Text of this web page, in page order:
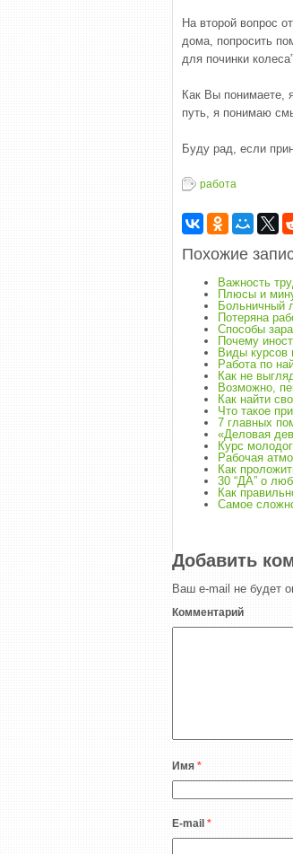
На второй вопрос
дома, попросить
для починки
Как Вы понимаете,
путь, я понимаю
Буду рад, если
работа
Похожие
Важность
Плюсы и
Больничный
Потеряна
Способы
Почему
Виды курсов
Работа по
Как не
Возможно,
Как найти
Что такое
7 главных
«Деловая
Курс
Рабочая
Как
30 “ДА” о
Как
Самое
Добавить
Ваш e-mail не будет
Комментарий
Имя *
E-mail *